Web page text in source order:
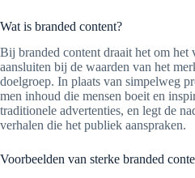
Wat is branded content?
Bij branded content draait het om het
aansluiten bij de waarden van het
doelgroep. In plaats van simpelweg
men inhoud die mensen boeit en
traditionele advertenties, en legt de
verhalen die het publiek aanspraken.
Voorbeelden van sterke branded